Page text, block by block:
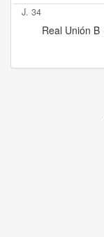
J. 34
Real Unión B